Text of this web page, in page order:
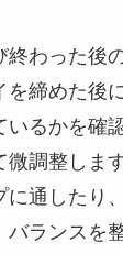
終わった後
を締めた後
いるかを確
微調整しま
に通したり
バランスを